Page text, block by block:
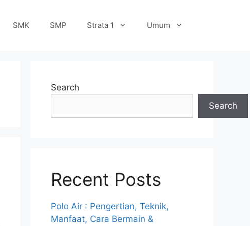
SMK SMP Strata 1 Umum
Search
Search
Recent Posts
Polo Air : Pengertian, Teknik,
Manfaat, Cara Bermain &